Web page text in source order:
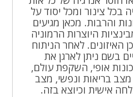
בכל צינור ומכל יסוד על
והרבות. מכאן מגיעים
היוצרות הרמוניה
האיזונים. לאחר הניתוח
בשם ניתן לארגן את
אופי, השקפת עולם,
בריאות ונפשי, מצב
אישית וכיוצא בזה.